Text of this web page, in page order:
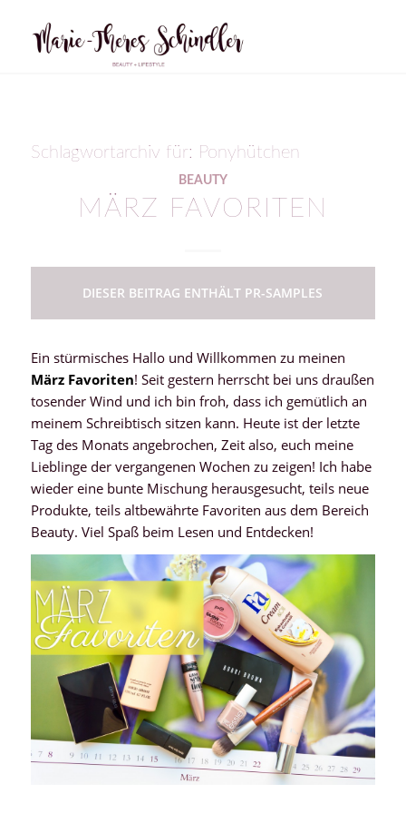
Schlagwortarchiv für: Ponyhütchen
BEAUTY
MÄRZ FAVORITEN
DIESER BEITRAG ENTHÄLT PR-SAMPLES
Ein stürmisches Hallo und Willkommen zu meinen
März Favoriten! Seit gestern herrscht bei uns draußen
tosender Wind und ich bin froh, dass ich gemütlich an
meinem Schreibtisch sitzen kann. Heute ist der letzte
Tag des Monats angebrochen, Zeit also, euch meine
Lieblinge der vergangenen Wochen zu zeigen! Ich habe
wieder eine bunte Mischung herausgesucht, teils neue
Produkte, teils altbewährte Favoriten aus dem Bereich
Beauty. Viel Spaß beim Lesen und Entdecken!